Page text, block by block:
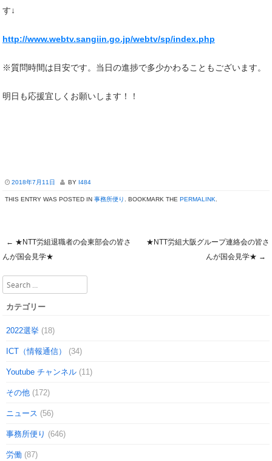
す↓
http://www.webtv.sangiin.go.jp/webtv/sp/index.php
※質問時間は目安です。当日の進捗で多少かわることもございます。
明日も応援宜しくお願いします！！
2018年7月11日 BY I484
THIS ENTRY WAS POSTED IN 事務所便り . BOOKMARK THE PERMALINK
Post navigation
← ★NTT労組退職者の会東部会の皆さ
んが国会見学★
★NTT労組大阪グループ連絡会の皆さ
んが国会見学★ →
Search
カテゴリー
2022選挙 (18)
ICT（情報通信） (34)
Youtube チャンネル (11)
その他 (172)
ニュース (56)
事務所便り (646)
労働 (87)